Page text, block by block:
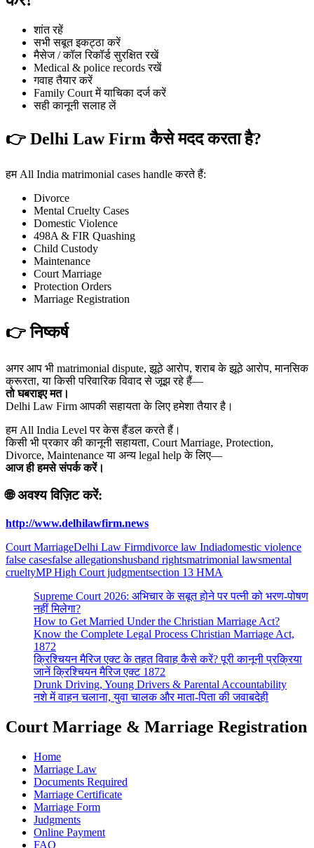
शांत रहें
सभी सबूत इकट्ठा करें
मैसेज / कॉल रिकॉर्ड सुरक्षित रखें
Medical & police records रखें
गवाह तैयार करें
Family Court में याचिका दर्ज करें
सही कानूनी सलाह लें
👉 Delhi Law Firm कैसे मदद करता है?
हम All India matrimonial cases handle करते हैं:
Divorce
Mental Cruelty Cases
Domestic Violence
498A & FIR Quashing
Child Custody
Maintenance
Court Marriage
Protection Orders
Marriage Registration
👉 निष्कर्ष
अगर आप भी matrimonial dispute, झूठे आरोप, शराब के झूठे आरोप, मानसिक
क्रूरता, या किसी परिवारिक विवाद से जूझ रहे हैं—
तो घबराइए मत।
Delhi Law Firm आपकी सहायता के लिए हमेशा तैयार है।
हम All India Level पर केस हैंडल करते हैं।
किसी भी प्रकार की कानूनी सहायता, Court Marriage, Protection,
Divorce, Maintenance या अन्य legal help के लिए—
आज ही हमसे संपर्क करें।
🌐 अवश्य विज़िट करें:
http://www.delhilawfirm.news
Court MarriageDelhi Law Firmdivorce law Indiadomestic violence
false casesfalse allegationshusband rightsmatrimonial lawsmental
crueltyMP High Court judgmentsection 13 HMA
Supreme Court 2026: अभिचार के सबूत होने पर पत्नी को भरण-पोषण
नहीं मिलेगा?
How to Get Married Under the Christian Marriage Act?
Know the Complete Legal Process Christian Marriage Act,
1872
क्रिश्चियन मैरिज एक्ट के तहत विवाह कैसे करें? पूरी कानूनी प्रक्रिया
जानें क्रिश्चियन मैरिज एक्ट 1872
Drunk Driving, Young Drivers & Parental Accountability
नशे में वाहन चलाना, युवा चालक और माता-पिता की जवाबदेही
Court Marriage & Marriage Registration
Home
Marriage Law
Documents Required
Marriage Certificate
Marriage Form
Judgments
Online Payment
FAQ